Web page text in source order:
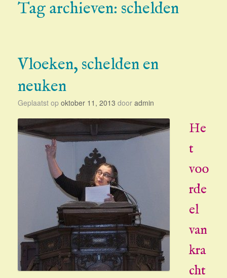
Tag archieven: schelden
Vloeken, schelden en
neuken
Geplaatst op oktober 11, 2013 door admin
He
t
voo
rde
el
van
kra
cht